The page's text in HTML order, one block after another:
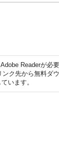
Readerが必要
ク先から無料ダ
います。